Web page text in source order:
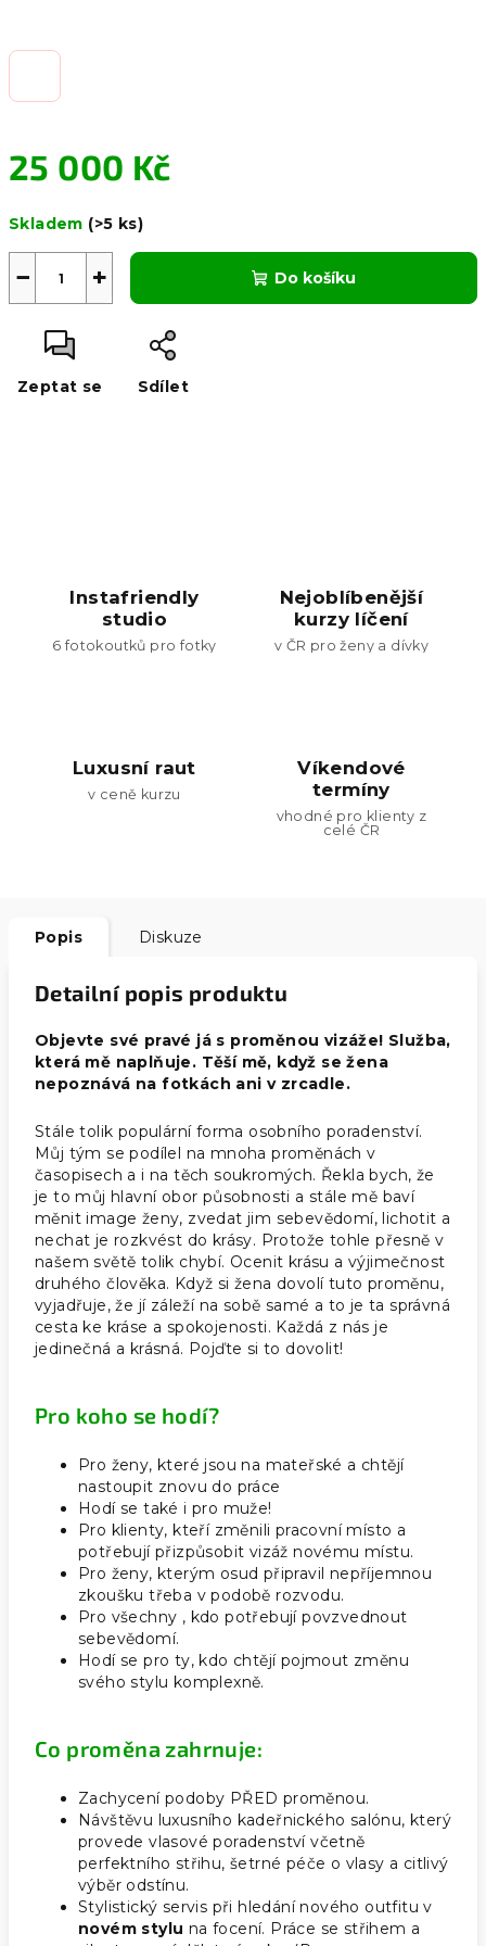
25 000 Kč
cena:
Skladem (>5 ks)
+
− Do košíku
Zeptat se Sdílet
Instafriendly
studio
6 fotokoutků pro fotky
Nejoblíbenější
kurzy líčení
v ČR pro ženy a dívky
Luxusní raut
v ceně kurzu
Víkendové
termíny
vhodné pro klienty z
celé ČR
Popis Diskuze
Detailní popis produktu
Objevte své pravé já s proměnou vizáže! Služba,
která mě naplňuje. Těší mě, když se žena
nepoznává na fotkách ani v zrcadle.
Stále tolik populární forma osobního poradenství.
Můj tým se podílel na mnoha proměnách v
časopisech a i na těch soukromých. Řekla bych, že
je to můj hlavní obor působnosti a stále mě baví
měnit image ženy, zvedat jim sebevědomí, lichotit a
nechat je rozkvést do krásy. Protože tohle přesně v
našem světě tolik chybí. Ocenit krásu a výjimečnost
druhého člověka. Když si žena dovolí tuto proměnu,
vyjadřuje, že jí záleží na sobě samé a to je ta správná
cesta ke kráse a spokojenosti. Každá z nás je
jedinečná a krásná. Pojďte si to dovolit!
Pro koho se hodí?
Pro ženy, které jsou na mateřské a chtějí
nastoupit znovu do práce
Hodí se také i pro muže!
Pro klienty, kteří změnili pracovní místo a
potřebují přizpůsobit vizáž novému místu.
Pro ženy, kterým osud připravil nepříjemnou
zkoušku třeba v podobě rozvodu.
Pro všechny , kdo potřebují povzvednout
sebevědomí.
Hodí se pro ty, kdo chtějí pojmout změnu
svého stylu komplexně.
Co proměna zahrnuje:
Zachycení podoby PŘED proměnou.
Návštěvu luxusního kadeřnického salónu, který
provede vlasové poradenství včetně
perfektního střihu, šetrné péče o vlasy a citlivý
výběr odstínu.
Stylistický servis při hledání nového outfitu v
novém stylu na focení. Práce se střihem a